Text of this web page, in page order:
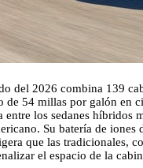
del 2026 combina 139
de 54 millas por galón en
entre los sedanes híbridos
Su batería de iones
que las tradicionales,
el espacio de la